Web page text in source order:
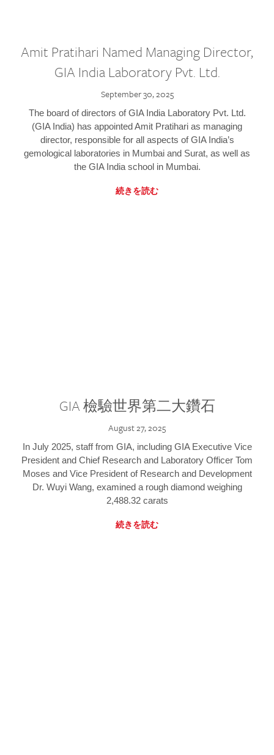
Amit Pratihari Named Managing Director,
GIA India Laboratory Pvt. Ltd.
September 30, 2025
The board of directors of GIA India Laboratory Pvt. Ltd.
(GIA India) has appointed Amit Pratihari as managing
director, responsible for all aspects of GIA India’s
gemological laboratories in Mumbai and Surat, as well as
the GIA India school in Mumbai.
続きを読む
GIA 檢驗世界第二大鑽石
August 27, 2025
In July 2025, staff from GIA, including GIA Executive Vice
President and Chief Research and Laboratory Officer Tom
Moses and Vice President of Research and Development
Dr. Wuyi Wang, examined a rough diamond weighing
2,488.32 carats
続きを読む